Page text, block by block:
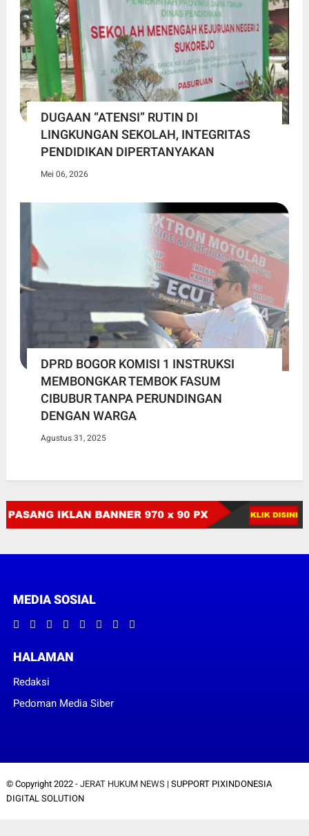
DUGAAN “ATENSI” RUTIN DI
LINGKUNGAN SEKOLAH, INTEGRITAS
PENDIDIKAN DIPERTANYAKAN
Mei 06, 2026
DPRD BOGOR KOMISI 1 INSTRUKSI
MEMBONGKAR TEMBOK FASUM
CIBUBUR TANPA PERUNDINGAN
DENGAN WARGA
Agustus 31, 2025
MEDIA SOSIAL
HALAMAN
Redaksi
Pedoman Media Siber
© Copyright 2022 - JERAT HUKUM NEWS| SUPPORT PIXINDONESIA
DIGITAL SOLUTION